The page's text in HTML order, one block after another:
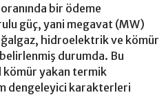
bir ödeme
güç, yani megavat (MW)
hidroelektrik ve kömür
durumda. Bu
yakan termik
dengeleyici karakterleri